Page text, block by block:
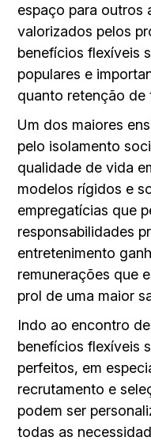
espaço para outros
valorizados pelos
benefícios flexíveis
populares e
quanto retenção de
Um dos maiores
pelo isolamento
qualidade de vida
modelos rígidos e
empregatícias que
responsabilidades
entretenimento
remunerações que
prol de uma maior
Indo ao encontro
benefícios flexíveis
perfeitos, em
recrutamento e
podem ser
todas as